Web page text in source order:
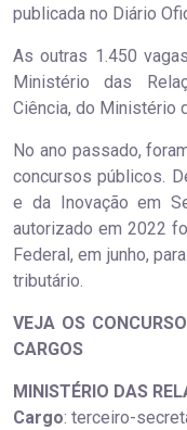
publicada no Diário
As outras 1.450
Ministério das
Ciência, do Ministério
No ano passado,
concursos públicos.
e da Inovação em
autorizado em 2022
Federal, em junho,
tributário.
VEJA OS
CARGOS
MINISTÉRIO DAS
Cargo: terceiro-